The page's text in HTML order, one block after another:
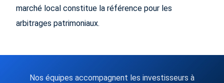
marché local constitue la référence pour les
arbitrages patrimoniaux.
Nos équipes accompagnent les investisseurs à